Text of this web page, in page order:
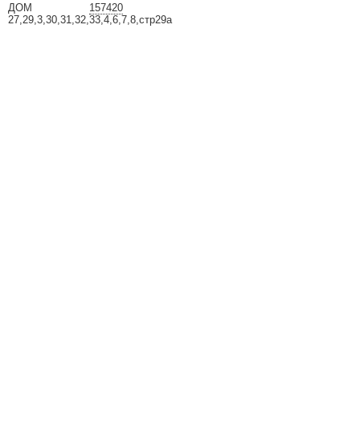
157420
ДОМ
27,29,3,30,31,32,33,4,6,7,8,стр29а